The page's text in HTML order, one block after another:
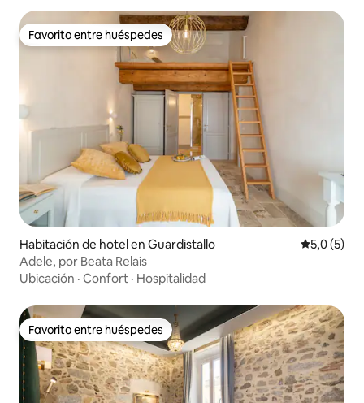
Favorito entre huéspedes
Favorito entre huéspedes
Habitación de hotel en Guardistallo
5,0 (5)
Adele, por Beata Relais
Ubicación · Confort · Hospitalidad
Favorito entre huéspedes
Favorito entre huéspedes